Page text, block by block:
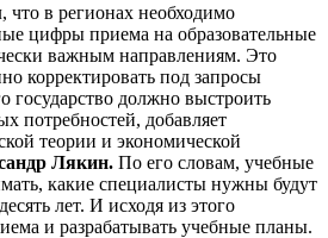
в регионах необходимо
цифры приема на образовательные
важным направлениям. Это
корректировать под запросы
государство должно выстроить
потребностей, добавляет
теории и экономической
Лякин. По его словам, учебные
какие специалисты нужны будут
лет. И исходя из этого
и разрабатывать учебные планы.